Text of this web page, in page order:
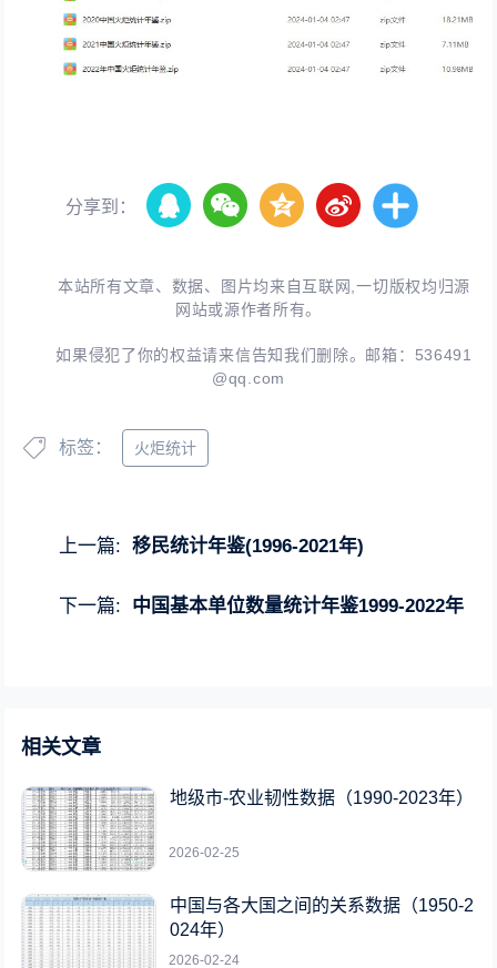
分享到：
本站所有文章、数据、图片均来自互联网,一切版权均归源
网站或源作者所有。
如果侵犯了你的权益请来信告知我们删除。邮箱： 536491
@qq.com
标签： 火炬统计
上一篇: 移民统计年鉴(1996-2021年)
下一篇: 中国基本单位数量统计年鉴1999-2022年
相关文章
地级市-农业韧性数据（1990-2023年）
2026-02-25
中国与各大国之间的关系数据（1950-2
024年）
2026-02-24